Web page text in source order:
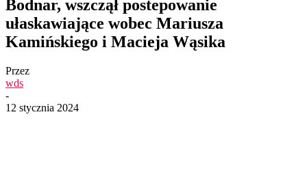
Bodnar, wszczął postepowanie
ułaskawiające wobec Mariusza
Kamińskiego i Macieja Wąsika
Przez
wds
-
12 stycznia 2024